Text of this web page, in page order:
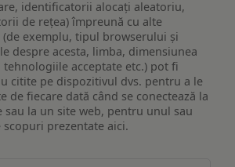
identificatorii alocați aleatoriu,
de rețea) împreună cu alte
exemplu, tipul browserului și
despre acesta, limba, dimensiunea
tehnologiile acceptate etc.) pot fi
citite pe dispozitivul dvs. pentru a le
de fiecare dată când se conectează la
sau la un site web, pentru unul sau
scopuri prezentate aici.